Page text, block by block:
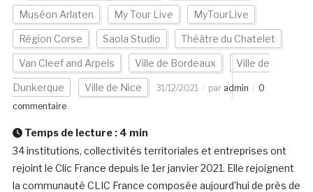
Muséon Arlaten My Tour Live MyTourLive
Région Corse Saola Studio Théâtre du Chatelet
Van Cleef and Arpels Ville de Bordeaux Ville de
Dunkerque Ville de Nice 31/12/2021 par admin
0
commentaire
Temps de lecture : 4 min
34 institutions, collectivités territoriales et entreprises ont
rejoint le Clic France depuis le 1er janvier 2021. Elle rejoignent
la communauté CLIC France composée aujourd’hui de près de